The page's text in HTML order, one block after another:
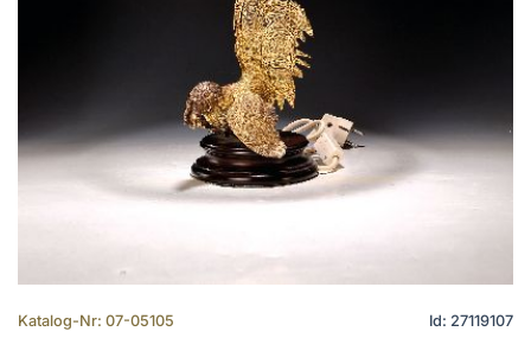
Katalog-Nr: 07-05105 Id: 27119107